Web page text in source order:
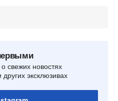
свежих новостях
эксклюзивах